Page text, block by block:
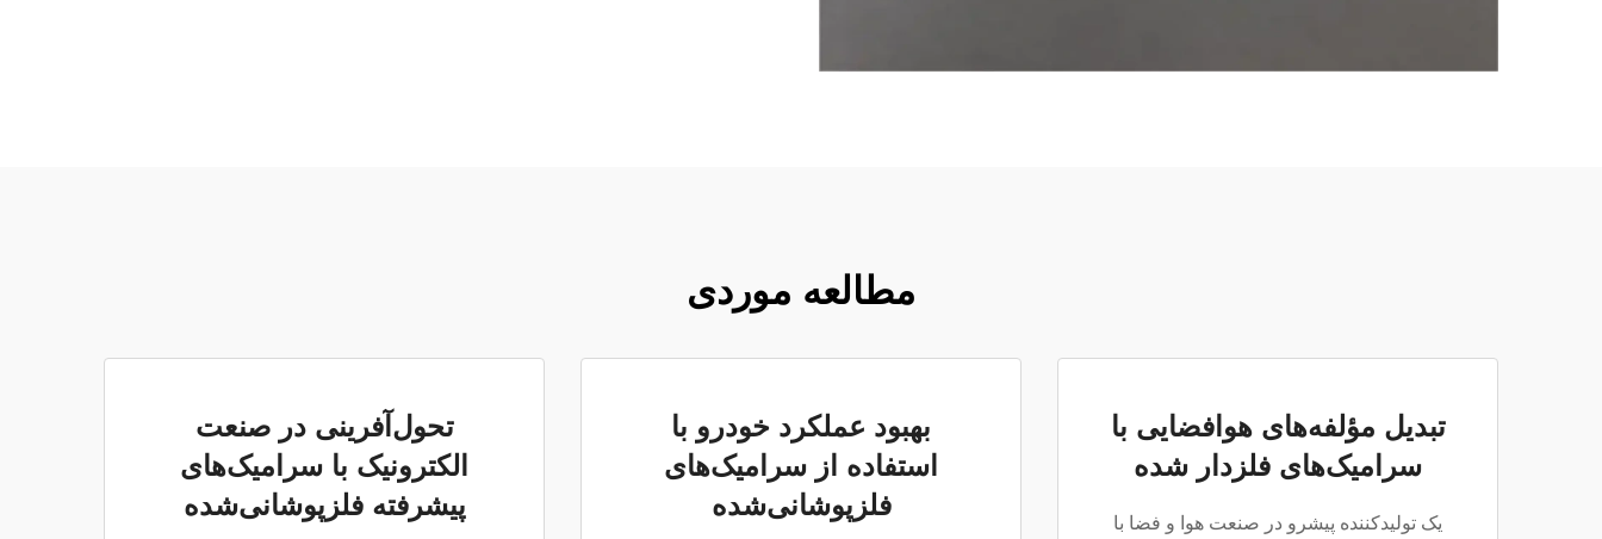
مطالعه موردی
تبدیل مؤلفه‌های هوافضایی با
سرامیک‌های فلزدار شده
یک تولیدکننده پیشرو در صنعت هوا و فضا با
بهبود عملکرد خودرو با
استفاده از سرامیک‌های
فلزپوشانی‌شده
تحول‌آفرینی در صنعت
الکترونیک با سرامیک‌های
پیشرفته فلزپوشانی‌شده